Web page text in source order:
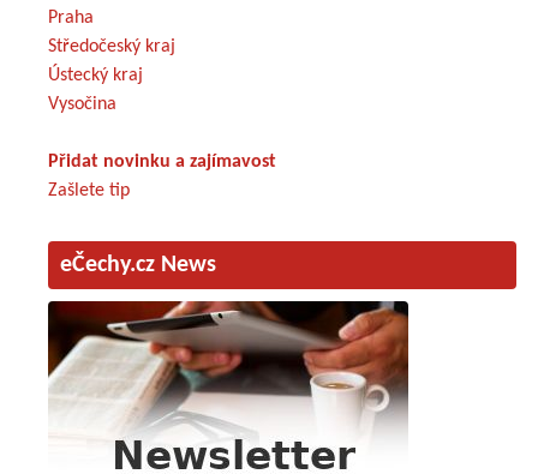
Praha
Středočeský kraj
Ústecký kraj
Vysočina
Přidat novinku a zajímavost
Zašlete tip
eČechy.cz News